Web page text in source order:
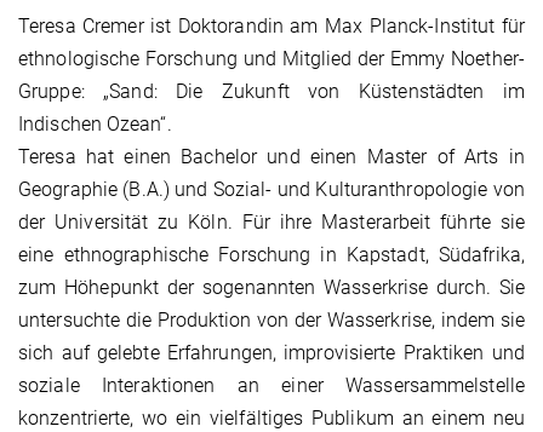
Teresa Cremer ist Doktorandin am Max Planck-Institut für
ethnologische Forschung und Mitglied der Emmy Noether-
Gruppe: „Sand: Die Zukunft von Küstenstädten im
Indischen Ozean“.
Teresa hat einen Bachelor und einen Master of Arts in
Geographie (B.A.) und Sozial- und Kulturanthropologie von
der Universität zu Köln. Für ihre Masterarbeit führte sie
eine ethnographische Forschung in Kapstadt, Südafrika,
zum Höhepunkt der sogenannten Wasserkrise durch. Sie
untersuchte die Produktion von der Wasserkrise, indem sie
sich auf gelebte Erfahrungen, improvisierte Praktiken und
soziale Interaktionen an einer Wassersammelstelle
konzentrierte, wo ein vielfältiges Publikum an einem neu